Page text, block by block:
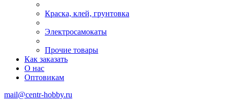
Краска, клей, грунтовка
Электросамокаты
Прочие товары
Как заказать
О нас
Оптовикам
mail@centr-hobby.ru